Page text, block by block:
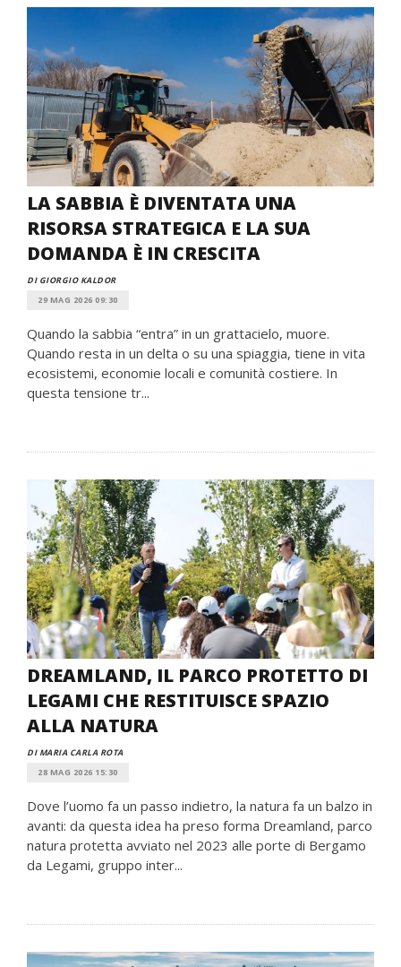
LA SABBIA È DIVENTATA UNA
RISORSA STRATEGICA E LA SUA
DOMANDA È IN CRESCITA
DI GIORGIO KALDOR
29 MAG 2026 09:30
Quando la sabbia “entra” in un grattacielo, muore.
Quando resta in un delta o su una spiaggia, tiene in vita
ecosistemi, economie locali e comunità costiere. In
questa tensione tr...
DREAMLAND, IL PARCO PROTETTO DI
LEGAMI CHE RESTITUISCE SPAZIO
ALLA NATURA
DI MARIA CARLA ROTA
28 MAG 2026 15:30
Dove l’uomo fa un passo indietro, la natura fa un balzo in
avanti: da questa idea ha preso forma Dreamland, parco
natura protetta avviato nel 2023 alle porte di Bergamo
da Legami, gruppo inter...